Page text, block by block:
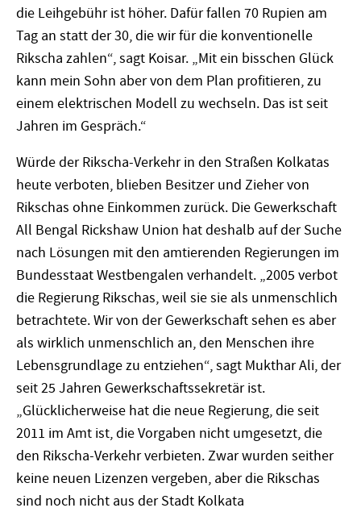
die Leihgebühr ist höher. Dafür fallen 70 Rupien am
Tag an statt der 30, die wir für die konventionelle
Rikscha zahlen“, sagt Koisar. „Mit ein bisschen Glück
kann mein Sohn aber von dem Plan profitieren, zu
einem elektrischen Modell zu wechseln. Das ist seit
Jahren im Gespräch.“
Würde der Rikscha-Verkehr in den Straßen Kolkatas
heute verboten, blieben Besitzer und Zieher von
Rikschas ohne Einkommen zurück. Die Gewerkschaft
All Bengal Rickshaw Union hat deshalb auf der Suche
nach Lösungen mit den amtierenden Regierungen im
Bundesstaat Westbengalen verhandelt. „2005 verbot
die Regierung Rikschas, weil sie sie als unmenschlich
betrachtete. Wir von der Gewerkschaft sehen es aber
als wirklich unmenschlich an, den Menschen ihre
Lebensgrundlage zu entziehen“, sagt Mukthar Ali, der
seit 25 Jahren Gewerkschaftssekretär ist.
„Glücklicherweise hat die neue Regierung, die seit
2011 im Amt ist, die Vorgaben nicht umgesetzt, die
den Rikscha-Verkehr verbieten. Zwar wurden seither
keine neuen Lizenzen vergeben, aber die Rikschas
sind noch nicht aus der Stadt Kolkata